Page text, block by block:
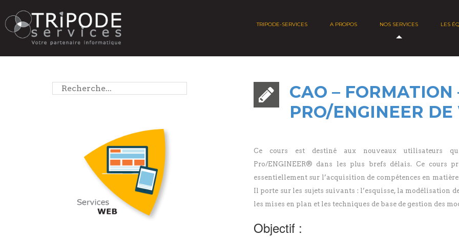
TRIPODE-SERVICES A PROPOS NOS SERVICES LES
CAO –
PRO/ENGINEER
Ce cours est destiné aux nouveaux utilisateurs
Pro/ENGINEER® dans les plus brefs délais. Ce cours
essentiellement sur l’acquisition de compétences en
Il porte sur les sujets suivants : l’esquisse, la modélisation
les mises en plan et les techniques de base de gestion des
Objectif :